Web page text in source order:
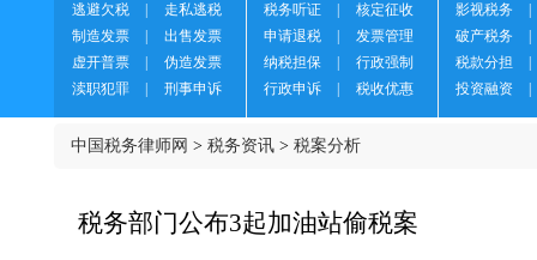
逃避欠税
走私逃税
制造发票
出售发票
虚开普票
伪造发票
渎职犯罪
刑事申诉
税务听证
核定征收
申请退税
发票管理
纳税担保
行政强制
行政申诉
税收优惠
影视税务
破产税务
税款分担
投资融资
中国税务律师网 > 税务资讯 > 税案分析
税务部门公布3起加油站偷税案